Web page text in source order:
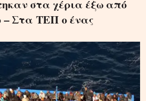
στα χέρια έξω από
– Στα ΤΕΠ ο ένας